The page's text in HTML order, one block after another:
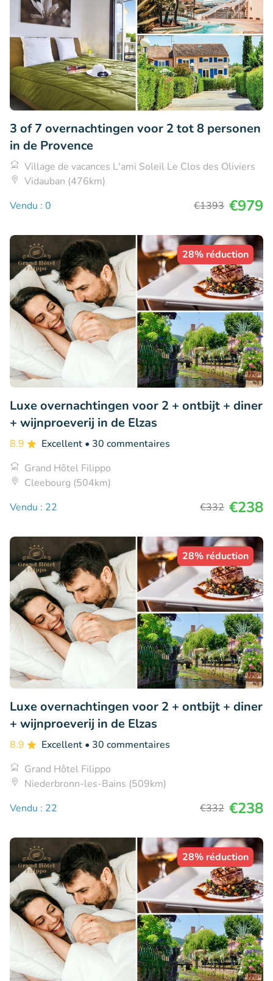
3 of 7 overnachtingen voor 2 tot 8 personen
in de Provence
Village de vacances L'ami Soleil Le Clos des Oliviers
Vidauban (476km)
Vendu : 0
€1393 €979
28% réduction
Luxe overnachtingen voor 2 + ontbijt + diner
+ wijnproeverij in de Elzas
8.9 Excellent • 30 commentaires
Grand Hôtel Filippo
Cleebourg (504km)
Vendu : 22
€332 €238
28% réduction
Luxe overnachtingen voor 2 + ontbijt + diner
+ wijnproeverij in de Elzas
8.9 Excellent • 30 commentaires
Grand Hôtel Filippo
Niederbronn-les-Bains (509km)
Vendu : 22
€332 €238
28% réduction